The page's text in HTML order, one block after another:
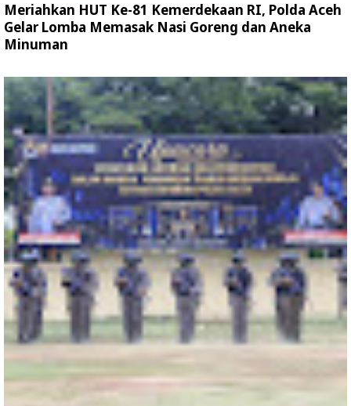
Meriahkan HUT Ke-81 Kemerdekaan RI, Polda Aceh
Gelar Lomba Memasak Nasi Goreng dan Aneka
Minuman